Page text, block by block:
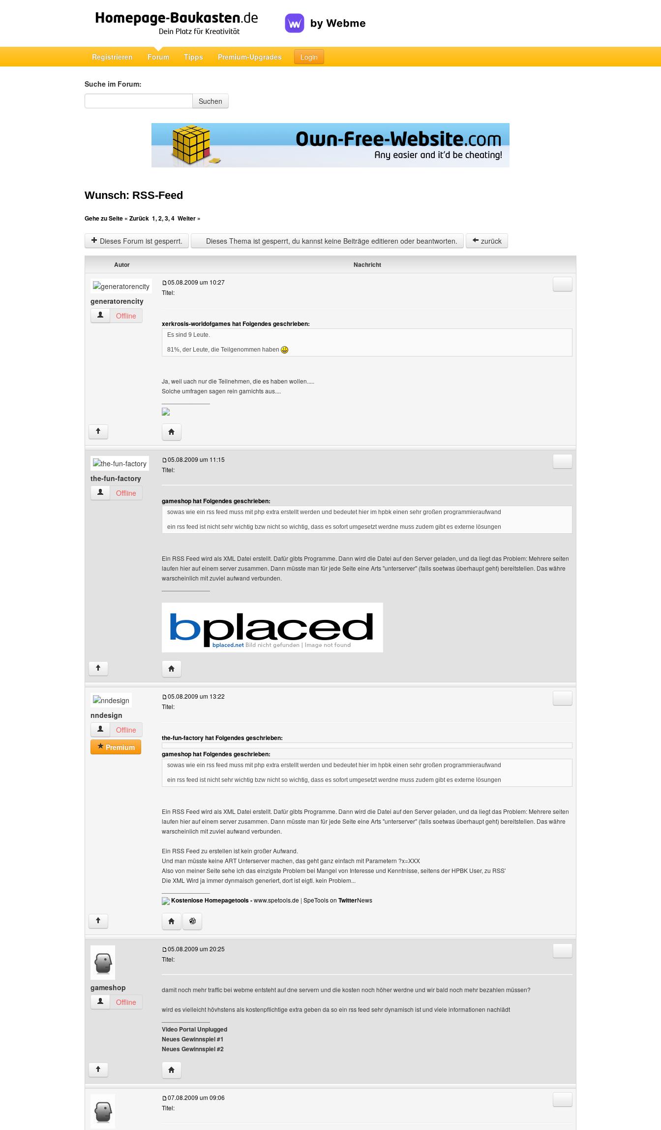
Registrieren Forum Tipps Premium-Upgrades Login
Suche im Forum:
Suche im Forum
Suchen
Wunsch: RSS-Feed
Gehe zu Seite « Zurück 1,2,3,4 Weiter »
Dieses Forum ist gesperrt. Dieses Thema ist gesperrt, du kannst keine Beiträge editieren oder beantworten. zurück
Autor Nachricht
generatorencity
generatorencity Benutzer-Profile anzeigen
Offline
05.08.2009 um 10:27
Titel:
xerkrosis-worldofgames hat Folgendes geschrieben:
Es sind 9 Leute.
81%, der Leute, die Teilgenommen haben
Ja, weil uach nur die Teilnehmen, die es haben wollen.....
Solche umfragen sagen rein garnichts aus....
↑ Website dieses Benutzers besuchen: generatorencity
the-fun-factory
the-fun-factory Benutzer-Profile anzeigen
Offline
05.08.2009 um 11:15
Titel:
gameshop hat Folgendes geschrieben:
sowas wie ein rss feed muss mit php extra erstellt werden und bedeutet hier im hpbk einen sehr großen programmieraufwand
ein rss feed ist nicht sehr wichtig bzw nicht so wichtig, dass es sofort umgesetzt werdne muss zudem gibt es externe lösungen
Ein RSS Feed wird als XML Datei erstellt. Dafür gibts Programme. Dann wird die Datei auf den Server geladen, und da liegt das Problem: Mehrere seiten
laufen hier auf einem server zusammen. Dann müsste man für jede Seite eine Arts "unterserver" (falls soetwas überhaupt geht) bereitstellen. Das währe
warscheinlich mit zuviel aufwand verbunden.
↑ Website dieses Benutzers besuchen: the-fun-factory
nndesign
nndesign Benutzer-Profile anzeigen
Offline
Premium
05.08.2009 um 13:22
Titel:
the-fun-factory hat Folgendes geschrieben:
gameshop hat Folgendes geschrieben:
sowas wie ein rss feed muss mit php extra erstellt werden und bedeutet hier im hpbk einen sehr großen programmieraufwand
ein rss feed ist nicht sehr wichtig bzw nicht so wichtig, dass es sofort umgesetzt werdne muss zudem gibt es externe lösungen
Ein RSS Feed wird als XML Datei erstellt. Dafür gibts Programme. Dann wird die Datei auf den Server geladen, und da liegt das Problem: Mehrere seiten
laufen hier auf einem server zusammen. Dann müsste man für jede Seite eine Arts "unterserver" (falls soetwas überhaupt geht) bereitstellen. Das währe
warscheinlich mit zuviel aufwand verbunden.
Ein RSS Feed zu erstellen ist kein großer Aufwand.
Und man müsste keine ART Unterserver machen, das geht ganz einfach mit Parametern ?x=XXX
Also von meiner Seite sehe ich das einzigste Problem bei Mangel von Interesse und Kenntnisse, seitens der HPBK User, zu RSS'
Die XML Wird ja immer dynmaisch generiert, dort ist eigtl. kein Problem...
Kostenlose Homepagetools -www.spetools.de | SpeTools on TwitterNews
↑ Website dieses Benutzers besuchen: nndesign
gameshop
gameshop Benutzer-Profile anzeigen
Offline
05.08.2009 um 20:25
Titel:
damit noch mehr traffic bei webme entsteht auf dne servern und die kosten noch höher werdne und wir bald noch mehr bezahlen müssen?
wird es vielleicht hövhstens als kostenpflichtige extra geben da so ein rss feed sehr dynamisch ist und viele informationen nachlädt
Video Portal Unplugged
Neues Gewinnspiel #1
Neues Gewinnspiel #2
↑ Website dieses Benutzers besuchen: gameshop
07.08.2009 um 09:06
Titel: